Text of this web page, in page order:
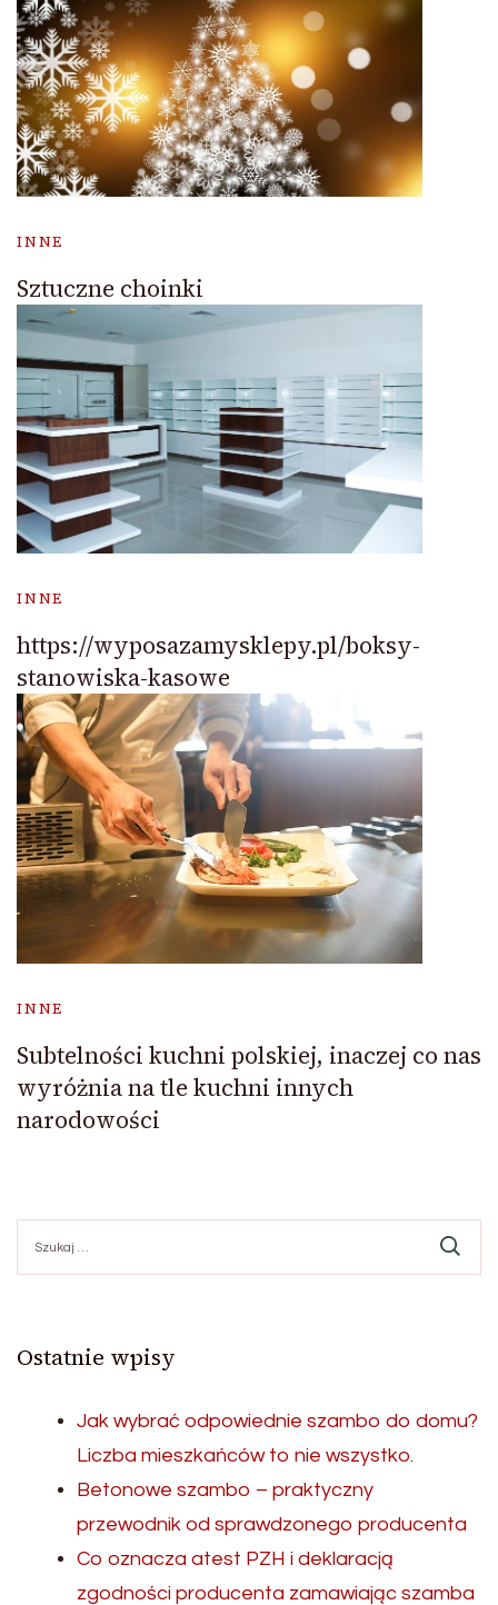
INNE
Sztuczne choinki
INNE
https://wyposazamysklepy.pl/boksy-
stanowiska-kasowe
INNE
Subtelności kuchni polskiej, inaczej co nas
wyróżnia na tle kuchni innych
narodowości
Ostatnie wpisy
Jak wybrać odpowiednie szambo do domu?
Liczba mieszkańców to nie wszystko.
Betonowe szambo – praktyczny
przewodnik od sprawdzonego producenta
Co oznacza atest PZH i deklaracją
zgodności producenta zamawiając szamba